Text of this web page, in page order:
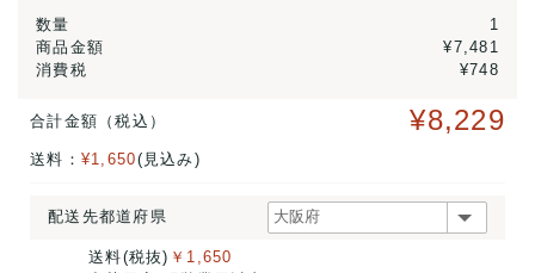
数量
1
商品金額
¥7,481
消費税
¥748
合計金額（税込） ¥8,229
送料： ¥1,650(見込み)
配送先都道府県
送料(税抜) ￥1,650